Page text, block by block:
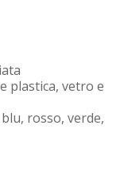
plastica, vetro e
rosso, verde,